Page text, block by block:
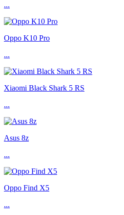
...
Oppo K10 Pro
...
Xiaomi Black Shark 5 RS
...
Asus 8z
...
Oppo Find X5
...